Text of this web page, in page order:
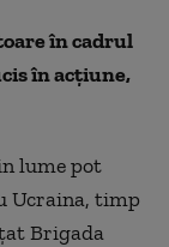
în cadrul
în acțiune,
lume pot
Ucraina, timp
Brigada